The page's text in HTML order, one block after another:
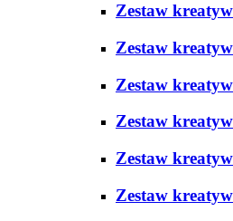
Zestaw
Zestaw
Zestaw
Zestaw
Zestaw
Zestaw